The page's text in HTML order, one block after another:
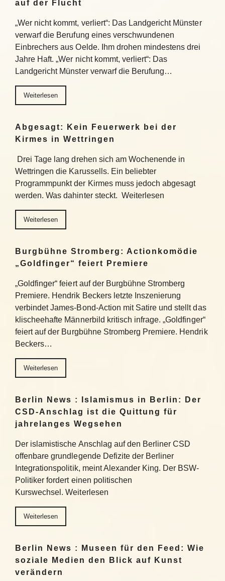
auf der Flucht
„Wer nicht kommt, verliert“: Das Landgericht Münster
verwarf die Berufung eines verschwundenen
Einbrechers aus Oelde. Ihm drohen mindestens drei
Jahre Haft. „Wer nicht kommt, verliert“: Das
Landgericht Münster verwarf die Berufung…
Weiterlesen
Abgesagt: Kein Feuerwerk bei der
Kirmes in Wettringen
Drei Tage lang drehen sich am Wochenende in
Wettringen die Karussells. Ein beliebter
Programmpunkt der Kirmes muss jedoch abgesagt
werden. Was dahinter steckt. Weiterlesen
Weiterlesen
Burgbühne Stromberg: Actionkomödie
„Goldfinger“ feiert Premiere
„Goldfinger“ feiert auf der Burgbühne Stromberg
Premiere. Hendrik Beckers letzte Inszenierung
verbindet James-Bond-Action mit Satire und stellt das
klischeehafte Männerbild kritisch infrage. „Goldfinger“
feiert auf der Burgbühne Stromberg Premiere. Hendrik
Beckers…
Weiterlesen
Berlin News : Islamismus in Berlin: Der
CSD-Anschlag ist die Quittung für
jahrelanges Wegsehen
Der islamistische Anschlag auf den Berliner CSD
offenbare grundlegende Defizite der Berliner
Integrationspolitik, meint Alexander King. Der BSW-
Politiker fordert einen politischen
Kurswechsel. Weiterlesen
Weiterlesen
Berlin News : Museen für den Feed: Wie
soziale Medien den Blick auf Kunst
verändern